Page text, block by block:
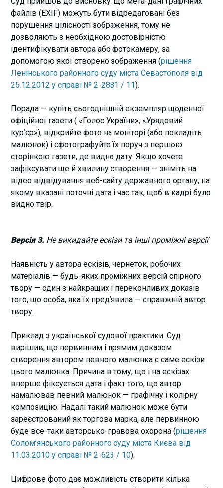
файлів (EXIF) можуть бути відредаговані без
порушення цілісності зображення, тому не
дозволяють з необхідною достовірністю
ідентифікувати автора або фотокамеру, за
допомогою якої створено зображення (рішення
Ленінського районного суду міста Севастополя від
25.12.2012 у справі № 2-2881 / 11).
Порада — купіть сьогоднішній екземпляр щоденної
офіційної газети ( «Голос України», «Урядовий
кур’єр»), відкрийте фото на моніторі (або покладіть
малюнок) і сфотографуйте їх поруч з першою
сторінкою газети, де видно дату. Якщо хочете
зафіксувати ще й хвилину створення — зніміть на
відео відвідування веб-сайту державного органу, на
якому вказані поточні дата і час так, щоб в кадрі було
видно твір.
Версія 3. Не викидайте ескізи та інші проміжні версії
Наявність у автора ескізів, чернеток, робочих
матеріалів — будь-яких проміжних версій спірного
твору — один з найкращих і переконливих доказів
того, що особа, яка їх пред’явила — справжній автор
твору.
Приклад з української судової практики. Суд
вирішив, що первинним і прямим доказом
створення автором певного малюнка є саме ескізи
цього малюнка. Причина в тому, що і на ескізах
вперше фіксується дата і факт того, що автор
намалював певний малюнок — графічну і колірну
композицію. Надалі такий малюнок може бути
зареєстрований як торгова марка, але первинною
буде все-таки авторсько-правова охорона (рішення
Солом’янського районного суду міста Києва від
11.03.2010 у справі № 2-623 / 10).
Цифрове фото дає можливість створити кілька